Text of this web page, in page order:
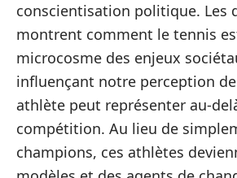
conscientisation politique. Les
montrent comment le tennis
microcosme des enjeux
influençant notre perception de
athlète peut représenter au-
compétition. Au lieu de
champions, ces athlètes